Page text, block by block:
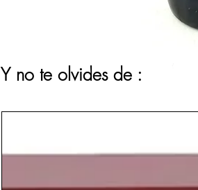
Y no te olvides de :